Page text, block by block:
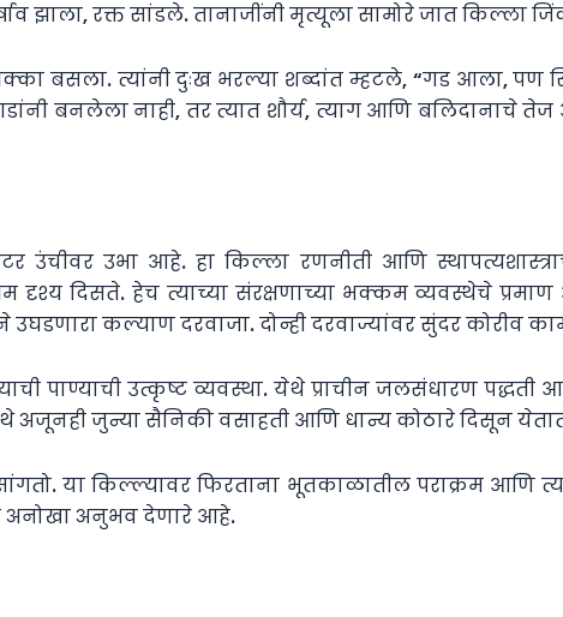
झाला, रक्त सांडले. तानाजींनी मृत्यूला सामोरे जात किल्ला
बसला. त्यांनी दुःख भरल्या शब्दांत म्हटले, “गड आला, पण
बनलेला नाही, तर त्यात शौर्य, त्याग आणि बलिदानाचे
उंचीवर उभा आहे. हा किल्ला रणनीती आणि
दृश्य दिसते. हेच त्याच्या संरक्षणाच्या भक्कम व्यवस्थेचे
कल्याण दरवाजा. दोन्ही दरवाज्यांवर सुंदर कोरीव
पाण्याची उत्कृष्ट व्यवस्था. येथे प्राचीन जलसंधारण पद्धती
जुन्या सैनिकी वसाहती आणि धान्य कोठारे दिसून
या किल्ल्यावर फिरताना भूतकाळातील पराक्रम आणि
अनोखा अनुभव देणारे आहे.